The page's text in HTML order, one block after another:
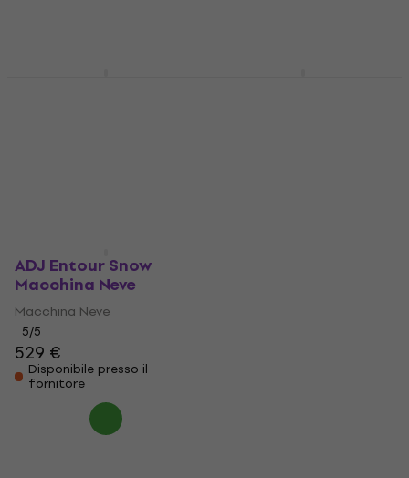
ADJ Entour Snow
Macchina Neve
Macchina Neve
5/5
529 €
Disponibile presso il
fornitore